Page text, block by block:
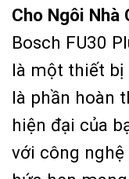
Cho Ngôi Nhà
Bosch FU30
là một thiết bị
là phần hoàn
hiện đại của
với công